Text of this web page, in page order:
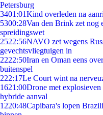
Petersburg
3401:01Kind overleden na
5300:28Van den Brink zet nog
spreidingswet
2522:56NAVO zet wegens
gevechtsvliegtuigen in
2222:50Iran en Oman eens
buitenspel
222:17Le Court wint na
1621:00Drone met
hybride aanval
1220:48Capibara's lopen